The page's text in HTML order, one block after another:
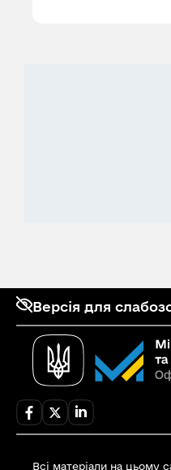
Версія для
Всі матеріали на цьому